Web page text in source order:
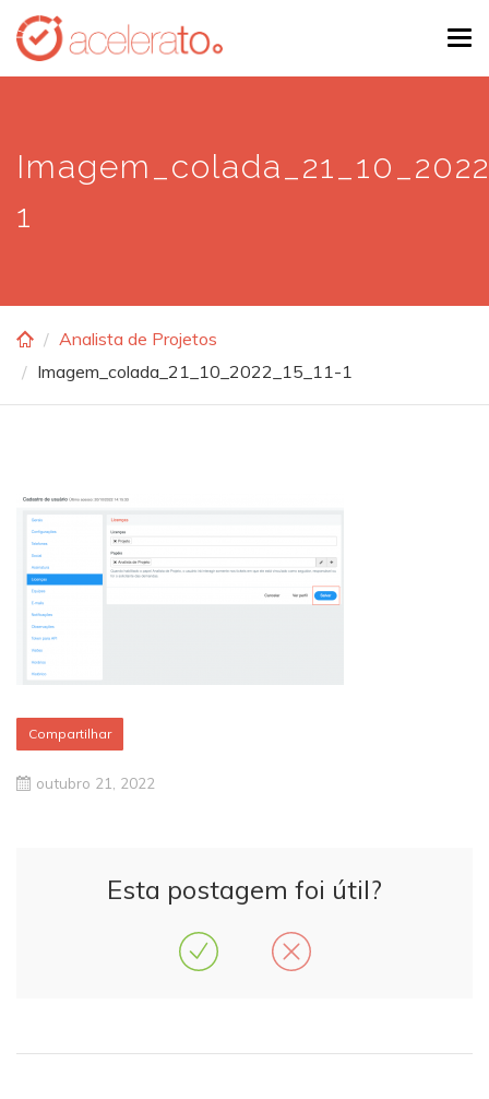
Skip
main
1
Analista de Projetos
Imagem_colada_21_10_2022_15_11-1
Compartilhar
outubro 21, 2022
Esta postagem foi útil?